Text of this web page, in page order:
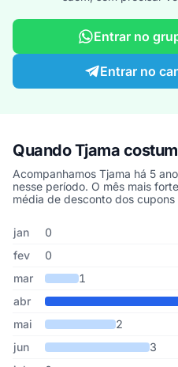
Entrar no
Entrar no
Quando Tjama
Acompanhamos Tjama há 5
nesse período. O mês mais
média de desconto dos
Cupons de Tjama publicados
Mês Cupons publicados
jan
0
fev
0
mar
1
abr
mai
2
jun
3